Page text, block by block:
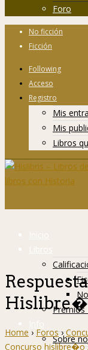
Foro
No ficción
Ficción
Following
Acceso
Registro
Mis
Mis
Libros
Inicio
Libros
Premios
Info
Sobre
Home › Foros ›
Concurso hislibre�o